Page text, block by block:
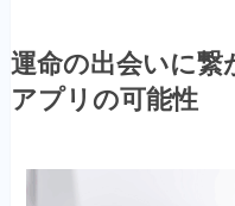
運命の出会いに繋
アプリの可能性